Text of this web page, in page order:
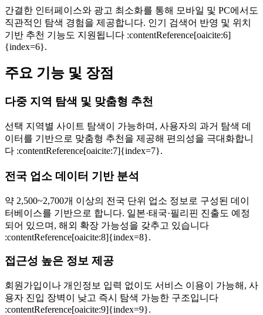
간결한 인터페이스와 광고 최소화를 통해 모바일 및 PC에서도
직관적인 탐색 경험을 제공합니다. 인기 검색어 반영 및 위치
기반 추천 기능도 지원됩니다 :contentReference[oaicite:6]
{index=6}.
주요 기능 및 장점
다중 지역 탐색 및 맞춤형 추천
선택 지역별 사이트 탐색이 가능하며, 사용자의 과거 탐색 데
이터를 기반으로 맞춤형 추천을 제공해 편의성을 극대화합니
다 :contentReference[oaicite:7]{index=7}.
전국 업소 데이터 기반 분석
약 2,500~2,700개 이상의 전국 단위 업소 정보로 구성된 데이
터베이스를 기반으로 합니다. 일본·태국·필리핀 진출도 예정
되어 있으며, 해외 확장 가능성을 갖추고 있습니다
:contentReference[oaicite:8]{index=8}.
접근성 높은 정보 제공
회원가입이나 개인정보 입력 없이도 서비스 이용이 가능해, 사
용자 진입 장벽이 낮고 즉시 탐색 가능한 구조입니다
:contentReference[oaicite:9]{index=9}.